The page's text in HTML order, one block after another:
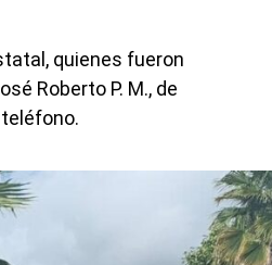
quienes fueron
Roberto P. M., de